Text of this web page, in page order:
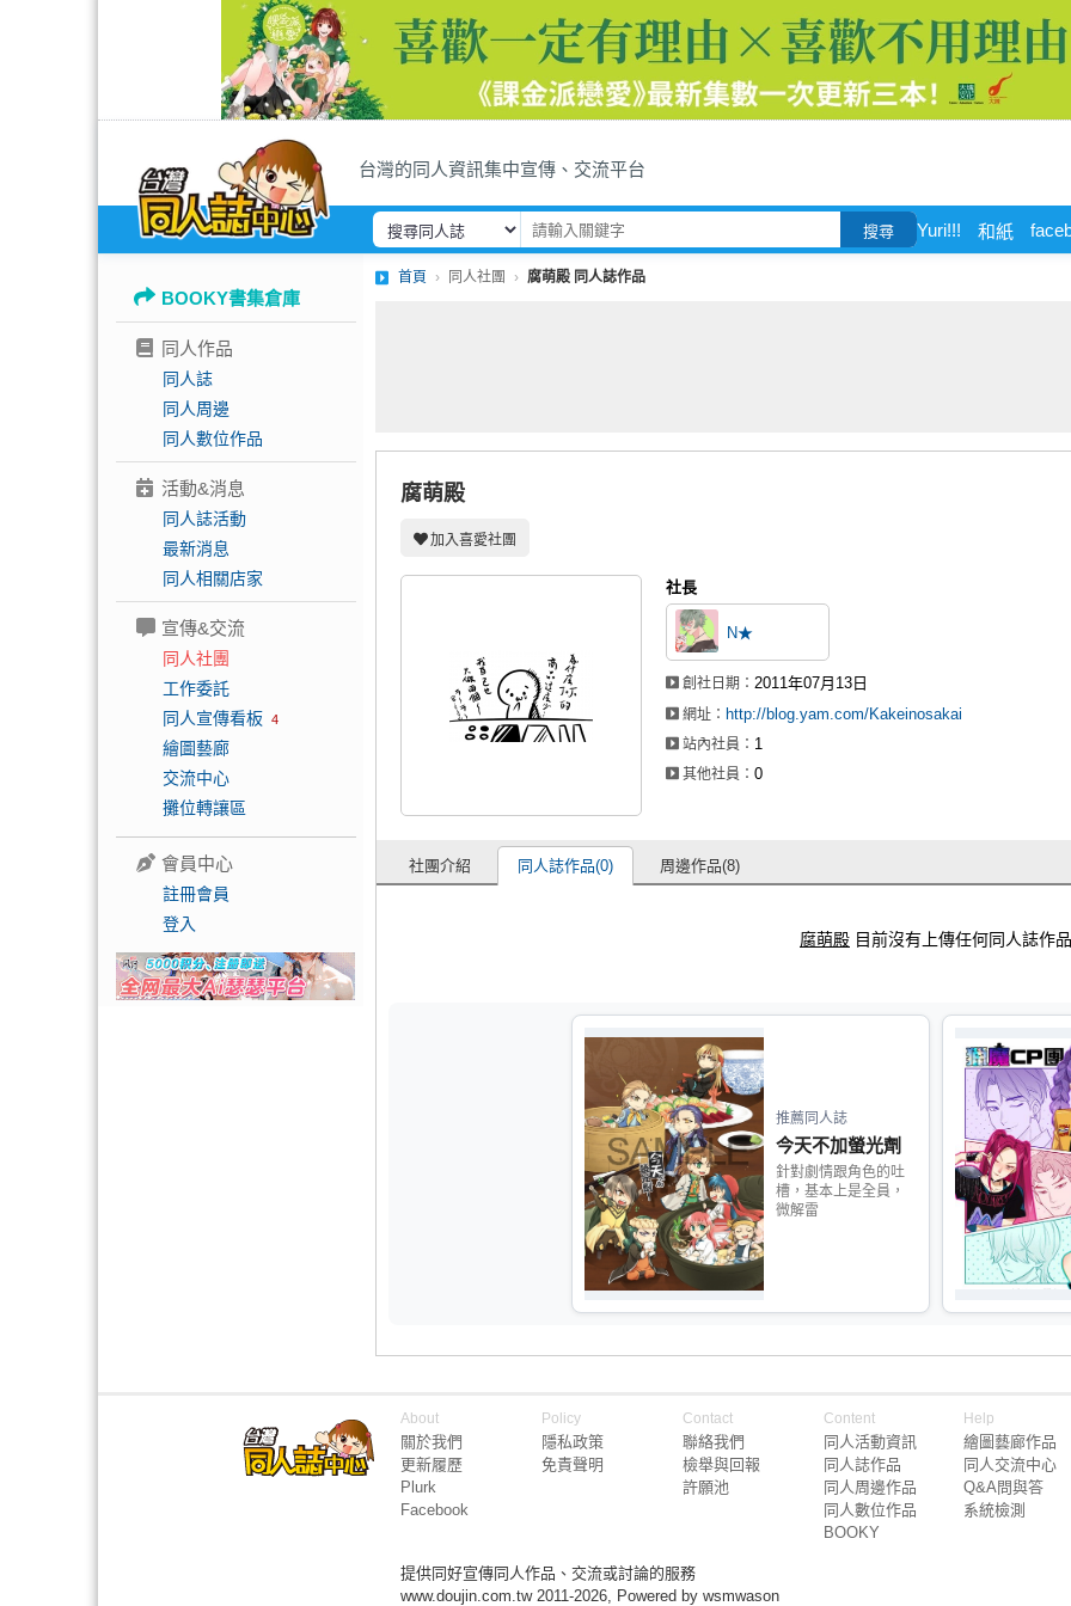
台灣的同人資訊集中宣傳、交流平台
搜尋 Yuri!!! 和紙
BOOKY書集倉庫
同人作品
同人誌
同人周邊
同人數位作品
活動&消息
同人誌活動
最新消息
同人相關店家
宣傳&交流
同人社團
工作委託
同人宣傳看板 4
繪圖藝廊
交流中心
攤位轉讓區
會員中心
註冊會員
登入
首頁 同人社團 腐萌殿 同人誌作品
腐萌殿
加入喜愛社團
社長
N★
創社日期： 2011年07月13日
網址： http://blog.yam.com/Kakeinosakai
站內社員： 1
其他社員： 0
社團介紹 同人誌作品(0) 周邊作品(8)
腐萌殿 目前沒有上傳任何同人誌作品
推薦同人誌
今天不加螢光劑
針對劇情跟角色的吐
槽，基本上是全員，
微解雷
About
關於我們
更新履歷
Plurk
Facebook
Policy
隱私政策
免責聲明
Contact
聯絡我們
檢舉與回報
許願池
Content
同人活動資訊
同人誌作品
同人周邊作品
同人數位作品
BOOKY
Help
繪圖藝廊作品
同人交流中心
Q&A問與答
系統檢測
提供同好宣傳同人作品、交流或討論的服務
www.doujin.com.tw 2011-2026, Powered by wsmwason